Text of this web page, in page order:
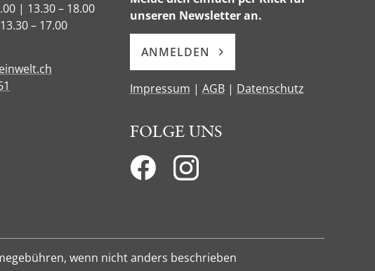
| 13.30 – 18.00
– 17.00
unseren Newsletter an.
ANMELDEN
Impressum | AGB| Datenschutz
FOLGE UNS
wenn nicht anders beschrieben